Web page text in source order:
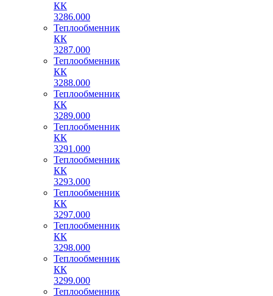
КК
3286.000
Теплообменник
КК
3287.000
Теплообменник
КК
3288.000
Теплообменник
КК
3289.000
Теплообменник
КК
3291.000
Теплообменник
КК
3293.000
Теплообменник
КК
3297.000
Теплообменник
КК
3298.000
Теплообменник
КК
3299.000
Теплообменник